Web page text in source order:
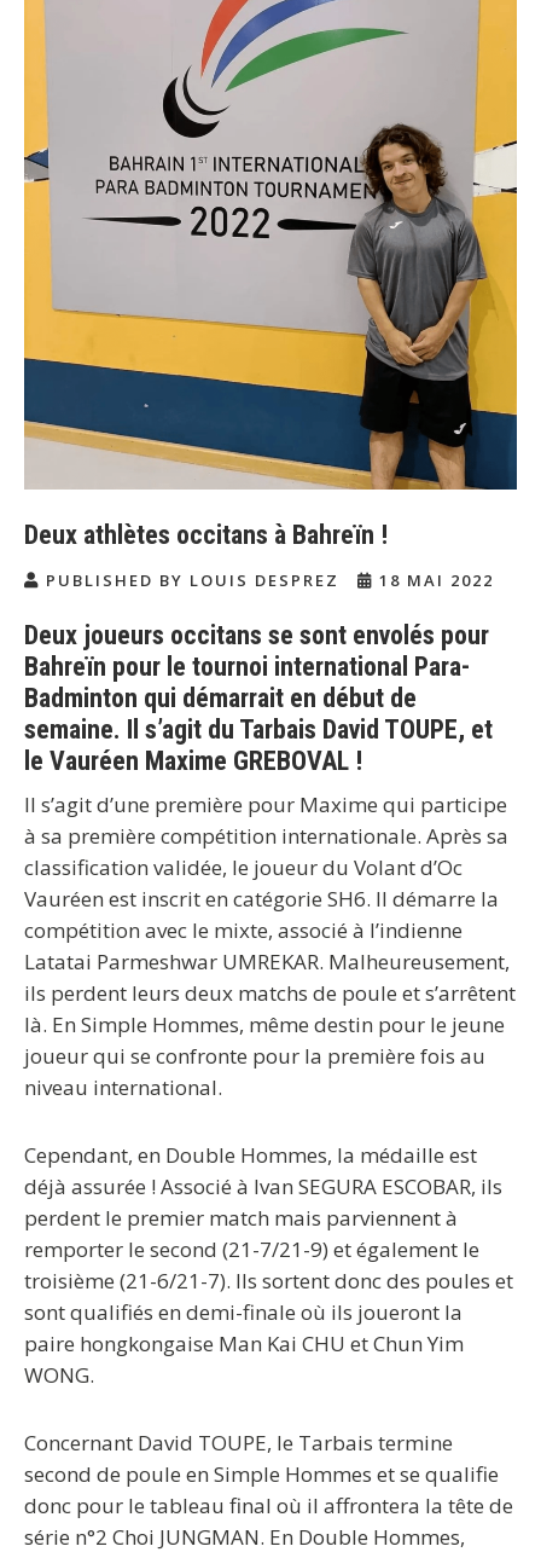
Deux athlètes occitans à Bahreïn !
PUBLISHED BY LOUIS DESPREZ 18 MAI 2022
Deux joueurs occitans se sont envolés pour
Bahreïn pour le tournoi international Para-
Badminton qui démarrait en début de
semaine. Il s’agit du Tarbais David TOUPE, et
le Vauréen Maxime GREBOVAL !
Il s’agit d’une première pour Maxime qui participe
à sa première compétition internationale. Après sa
classification validée, le joueur du Volant d’Oc
Vauréen est inscrit en catégorie SH6. Il démarre la
compétition avec le mixte, associé à l’indienne
Latatai Parmeshwar UMREKAR. Malheureusement,
ils perdent leurs deux matchs de poule et s’arrêtent
là. En Simple Hommes, même destin pour le jeune
joueur qui se confronte pour la première fois au
niveau international.
Cependant, en Double Hommes, la médaille est
déjà assurée ! Associé à Ivan SEGURA ESCOBAR, ils
perdent le premier match mais parviennent à
remporter le second (21-7/21-9) et également le
troisième (21-6/21-7). Ils sortent donc des poules et
sont qualifiés en demi-finale où ils joueront la
paire hongkongaise Man Kai CHU et Chun Yim
WONG.
Concernant David TOUPE, le Tarbais termine
second de poule en Simple Hommes et se qualifie
donc pour le tableau final où il affrontera la tête de
série n°2 Choi JUNGMAN. En Double Hommes,